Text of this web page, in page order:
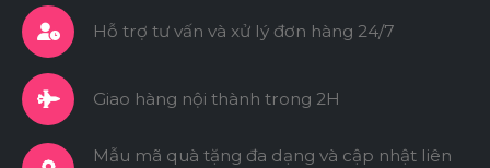
Hỗ trợ tư vấn và xử lý đơn hàng 24/7
Giao hàng nội thành trong 2H
Mẫu mã quà tặng đa dạng và cập nhật liên